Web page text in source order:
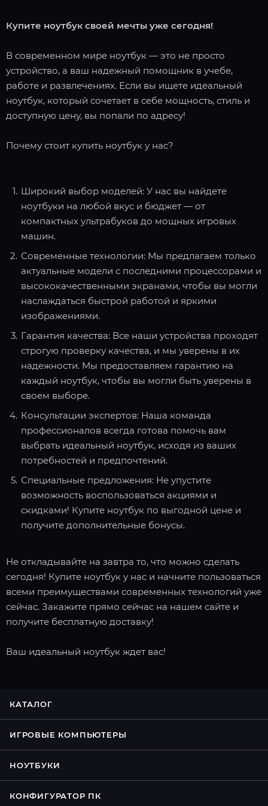
Купите ноутбук своей мечты уже сегодня!
В современном мире ноутбук — это не просто
устройство, а ваш надежный помощник в учебе,
работе и развлечениях. Если вы ищете идеальный
ноутбук, который сочетает в себе мощность, стиль и
доступную цену, вы попали по адресу!
Почему стоит купить ноутбук у нас?
Широкий выбор моделей: У нас вы найдете
ноутбуки на любой вкус и бюджет — от
компактных ультрабуков до мощных игровых
машин.
Современные технологии: Мы предлагаем только
актуальные модели с последними процессорами и
высококачественными экранами, чтобы вы могли
наслаждаться быстрой работой и яркими
изображениями.
Гарантия качества: Все наши устройства проходят
строгую проверку качества, и мы уверены в их
надежности. Мы предоставляем гарантию на
каждый ноутбук, чтобы вы могли быть уверены в
своем выборе.
Консультации экспертов: Наша команда
профессионалов всегда готова помочь вам
выбрать идеальный ноутбук, исходя из ваших
потребностей и предпочтений.
Специальные предложения: Не упустите
возможность воспользоваться акциями и
скидками! Купите ноутбук по выгодной цене и
получите дополнительные бонусы.
Не откладывайте на завтра то, что можно сделать
сегодня! Купите ноутбук у нас и начните пользоваться
всеми преимуществами современных технологий уже
сейчас. Закажите прямо сейчас на нашем сайте и
получите бесплатную доставку!
Ваш идеальный ноутбук ждет вас!
КАТАЛОГ
ИГРОВЫЕ КОМПЬЮТЕРЫ
НОУТБУКИ
КОНФИГУРАТОР ПК